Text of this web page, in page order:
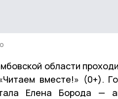
области
вместе!» (0+).
Елена Борода —